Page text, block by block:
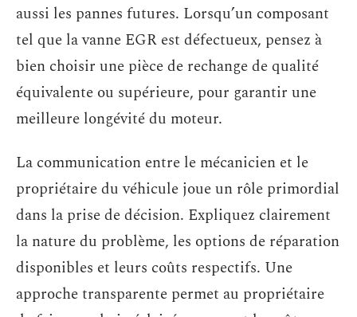
aussi les pannes futures. Lorsqu’un composant
tel que la vanne EGR est défectueux, pensez à
bien choisir une pièce de rechange de qualité
équivalente ou supérieure, pour garantir une
meilleure longévité du moteur.
La communication entre le mécanicien et le
propriétaire du véhicule joue un rôle primordial
dans la prise de décision. Expliquez clairement
la nature du problème, les options de réparation
disponibles et leurs coûts respectifs. Une
approche transparente permet au propriétaire